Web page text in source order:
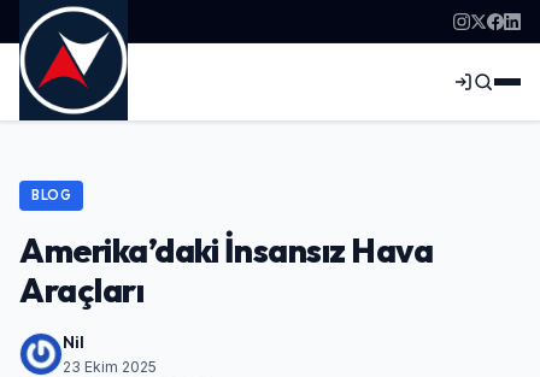
BLOG
Amerika’daki İnsansız Hava
Araçları
Nil
23 Ekim 2025